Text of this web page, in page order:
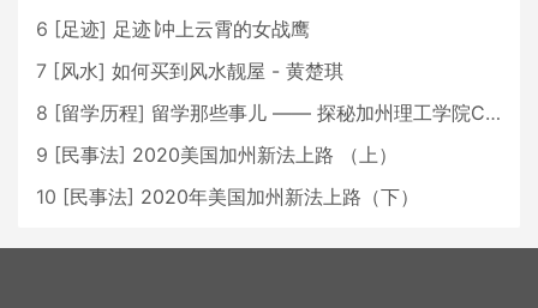
6 [足迹] 足迹∣冲上云霄的女战鹰
7 [风水] 如何买到风水靓屋 - 黄楚琪
8 [留学历程] 留学那些事儿 —— 探秘加州理工学院Caltech博士生活 [上集]
9 [民事法] 2020美国加州新法上路 （上）
10 [民事法] 2020年美国加州新法上路（下）